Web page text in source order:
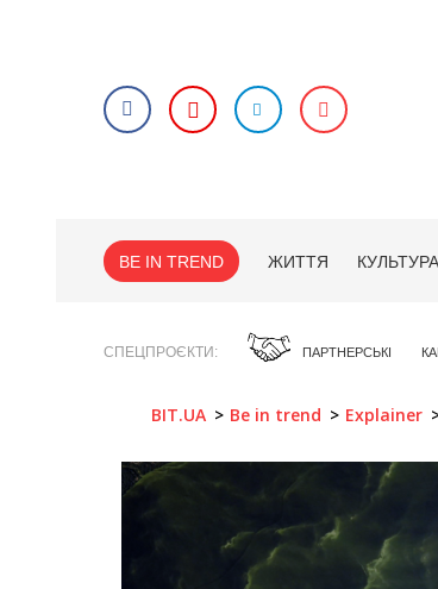
BE IN TREND ЖИТТЯ КУЛЬТУРА
СПЕЦПРОЄКТИ ПАРТНЕРСЬКІ
BIT.UA Be in trend Explainer